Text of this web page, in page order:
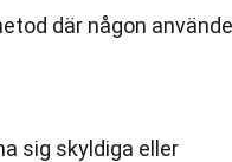
där någon
sig skyldiga eller